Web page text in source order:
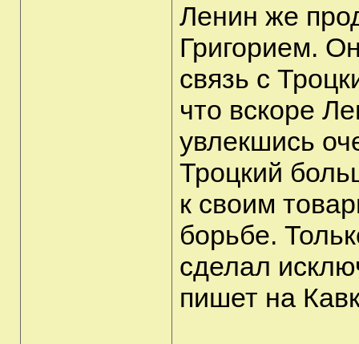
Ленин же
Григорием.
связь с
что вскоре
увлекшись
Троцкий
к своим
борьбе.
сделал
пишет на